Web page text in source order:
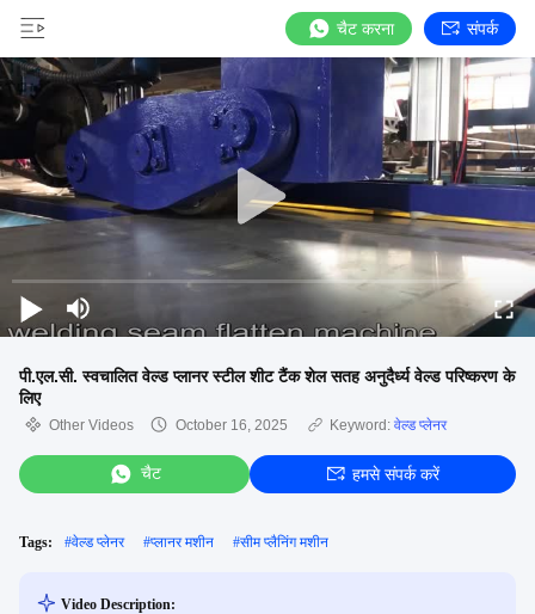
चैट करना संपर्क
पी.एल.सी. स्वचालित वेल्ड प्लानर स्टील शीट टैंक शेल सतह अनुदैर्ध्य वेल्ड परिष्करण के
लिए
Other Videos October 16, 2025 Keyword: वेल्ड प्लेनर
चैट हमसे संपर्क करें
Tags: #वेल्ड प्लेनर #प्लानर मशीन #सीम प्लैनिंग मशीन
Video Description: